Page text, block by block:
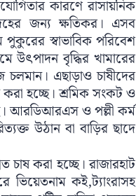
কারণে রাসায়নিক
জন্য ক্ষতিকর। এসব
স্বাভাবিক পরিবেশ
উৎপাদন বৃদ্ধির খামারের
চলমান। এছাড়াও চাষীদের
করা হচ্ছে। শ্রমিক সংকট ও
আরডিআরএস ও পল্লী কর্ম
উঠান বা বাড়ির ছাদে
করা হচ্ছে। রাজারহাট
কই,ট্যাংরাসহ